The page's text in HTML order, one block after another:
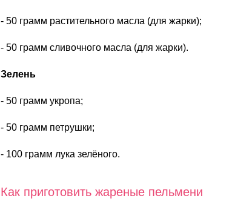
- 50 грамм растительного масла (для жарки);
- 50 грамм сливочного масла (для жарки).
Зелень
- 50 грамм укропа;
- 50 грамм петрушки;
- 100 грамм лука зелёного.
Как приготовить жареные пельмени